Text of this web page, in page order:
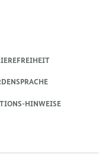
HINWEISE